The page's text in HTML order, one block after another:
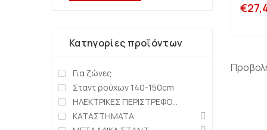
€
Κατηγορίες προϊόντων
Για ζώνες
Σταντ ρούχων 140-150cm
ΗΛΕΚΤΡΙΚΕΣ ΠΕΡΙΣΤΡΕΦΟΜΕΝΕΣ ΒΑΣΕΙΣ
ΚΑΤΑΣΤΗΜΑΤΑ